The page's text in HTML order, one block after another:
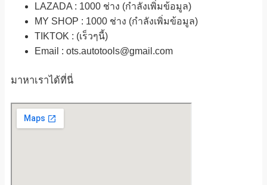
LAZADA : 1000 ช่าง (กำลังเพิ่มข้อมูล)
MY SHOP : 1000 ช่าง (กำลังเพิ่มข้อมูล)
TIKTOK : (เร็วๆนี้)
Email : ots.autotools@gmail.com
มาหาเราได้ที่นี่